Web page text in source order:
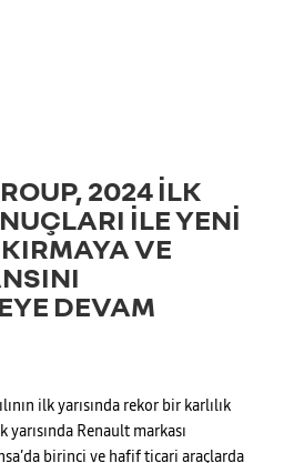
2024 İLK
İLE YENİ
VE
DEVAM
ilk yarısında rekor bir karlılık
yarısında Renault markası
birinci ve hafif ticari araçlarda